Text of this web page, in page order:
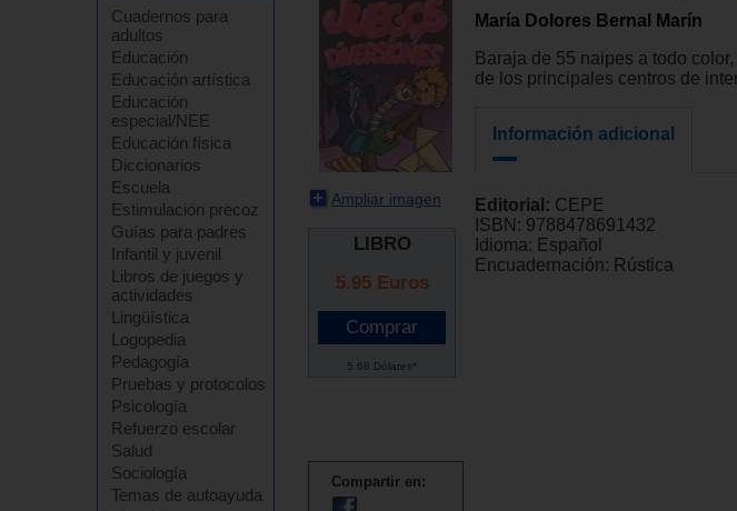
Cuadernos para
adultos
Educación
Educación artística
Educación
especial/NEE
Educación física
Diccionarios
Escuela
Estimulación precoz
Guías para padres
Infantil y juvenil
Libros de juegos y
actividades
Lingüística
Logopedia
Pedagogía
Pruebas y protocolos
Psicología
Refuerzo escolar
Salud
Sociología
Temas de autoayuda
Ampliar imagen
LIBRO
5.95 Euros
5.68 Dólares*
Compartir en:
María Dolores Bernal Marín
Baraja de 55 naipes a todo
de los principales centros de
Información adicional
Editorial: CEPE
ISBN: 9788478691432
Idioma: Español
Encuadernación: Rústica